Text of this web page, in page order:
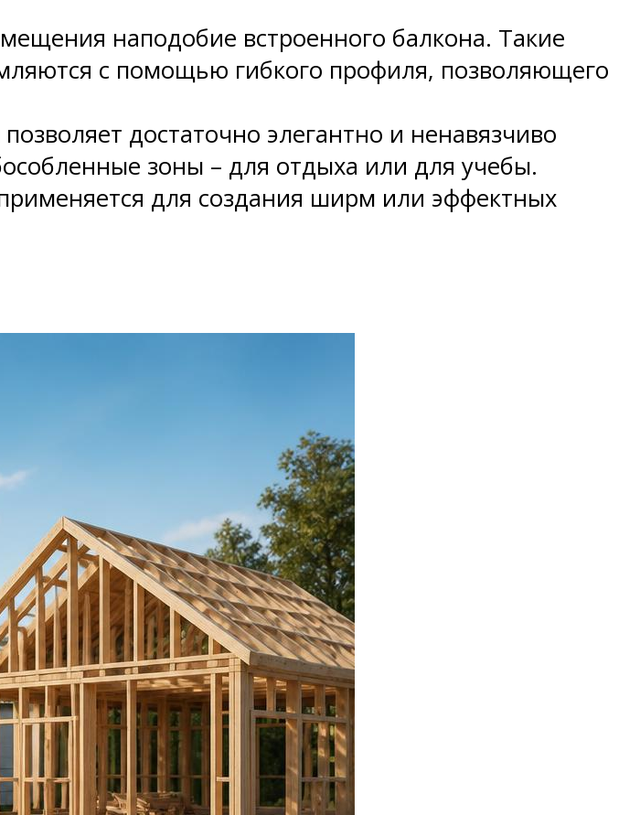
наподобие встроенного балкона. Такие
с помощью гибкого профиля, позволяющего
достаточно элегантно и ненавязчиво
зоны – для отдыха или для учебы.
для создания ширм или эффектных